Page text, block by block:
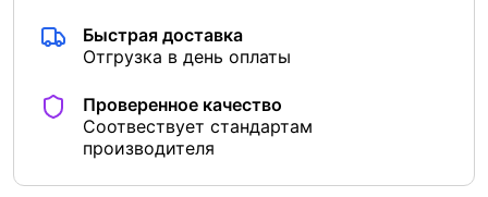
Быстрая доставка
Отгрузка в день оплаты
Проверенное качество
Соотвествует стандартам
производителя